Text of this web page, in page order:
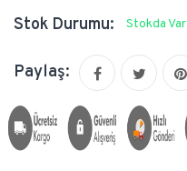
Stok Durumu: Stokda Var
Paylaş: